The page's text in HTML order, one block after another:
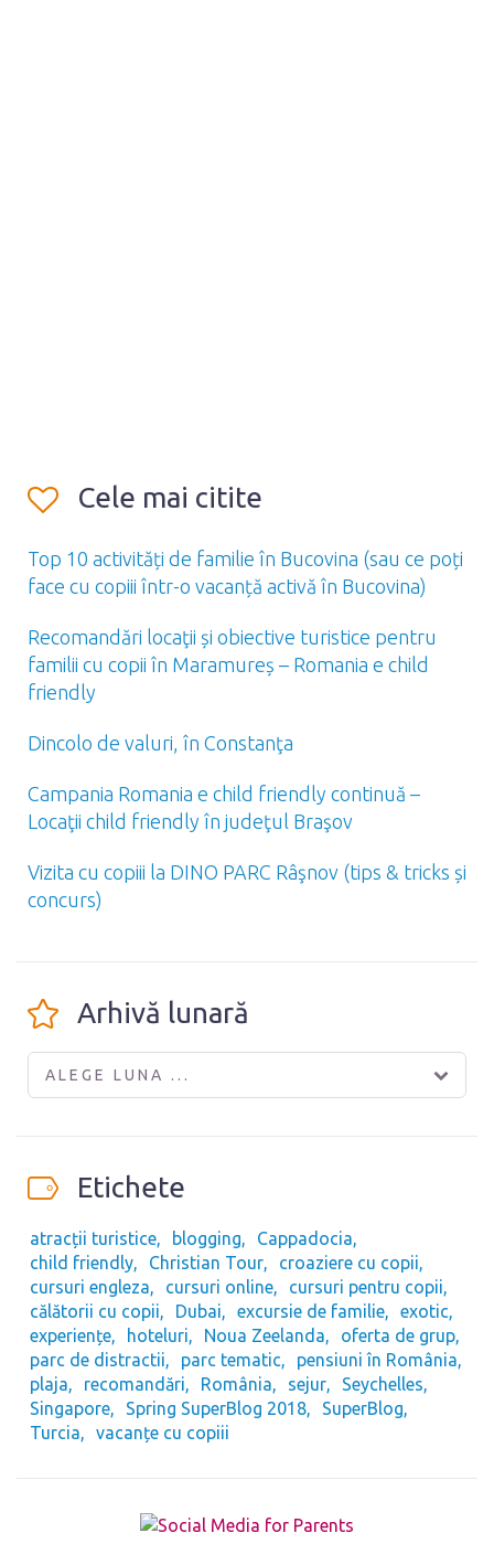
Cele mai citite
Top 10 activități de familie în Bucovina (sau ce poți
face cu copiii într-o vacanță activă în Bucovina)
Recomandări locaţii și obiective turistice pentru
familii cu copii în Maramureș – Romania e child
friendly
Dincolo de valuri, în Constanţa
Campania Romania e child friendly continuă –
Locaţii child friendly în judeţul Braşov
Vizita cu copiii la DINO PARC Râşnov (tips & tricks și
concurs)
Arhivă lunară
ALEGE LUNA ...
Etichete
atracții turistice blogging
Cappadocia
child friendly
Christian Tour
croaziere cu copii
cursuri engleza
cursuri online
cursuri pentru copii
călătorii cu copii
Dubai excursie de familie
exotic
experiențe
hoteluri Noua Zeelanda
oferta de grup
parc de distractii
parc tematic
pensiuni în România
plaja
recomandări România sejur
Seychelles
Singapore
Spring SuperBlog 2018
SuperBlog
Turcia
vacanțe cu copiii